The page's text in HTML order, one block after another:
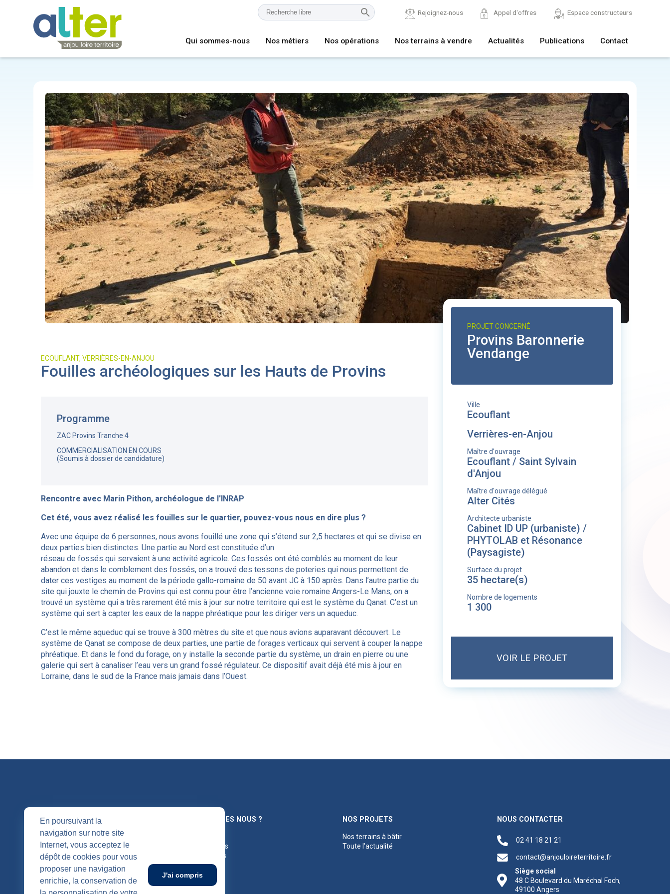
En poursuivant la
navigation sur notre site
Internet, vous acceptez le
dépôt de cookies pour vous
proposer une navigation
enrichie, la conservation de
J'ai compris
Rejoignez-nous Appel d'offres Espace constructeurs
Qui sommes-nous Nos métiers Nos opérations Nos terrains à vendre Actualités Publications Contact
ECOUFLANT, VERRIÈRES-EN-ANJOU
Fouilles archéologiques sur les Hauts de Provins
Programme
ZAC Provins Tranche 4
COMMERCIALISATION EN COURS
(Soumis à dossier de candidature)
Rencontre avec Marin Pithon, archéologue de l'INRAP
Cet été, vous avez réalisé les fouilles sur le quartier, pouvez-vous nous en dire plus ?
Avec une équipe de 6 personnes, nous avons fouillé une zone qui s’étend sur 2,5 hectares et qui se divise en
deux parties bien distinctes. Une partie au Nord est constituée d’un
réseau de fossés qui servaient à une activité agricole. Ces fossés ont été comblés au moment de leur
abandon et dans le comblement des fossés, on a trouvé des tessons de poteries qui nous permettent de
dater ces vestiges au moment de la période gallo-romaine de 50 avant JC à 150 après. Dans l’autre partie du
site qui jouxte le chemin de Provins qui est connu pour être l’ancienne voie romaine Angers-Le Mans, on a
trouvé un système qui a très rarement été mis à jour sur notre territoire qui est le système du Qanat. C’est un
système qui sert à capter les eaux de la nappe phréatique pour les diriger vers un aqueduc.
C’est le même aqueduc qui se trouve à 300 mètres du site et que nous avions auparavant découvert. Le
système de Qanat se compose de deux parties, une partie de forages verticaux qui servent à couper la nappe
phréatique. Et dans le fond du forage, on y installe la seconde partie du système, un drain en pierre ou une
galerie qui sert à canaliser l’eau vers un grand fossé régulateur. Ce dispositif avait déjà été mis à jour en
Lorraine, dans le sud de la France mais jamais dans l’Ouest.
PROJET CONCERNÉ
Provins Baronnerie
Vendange
Ville
Ecouflant
Verrières-en-Anjou
Maître d'ouvrage
Ecouflant / Saint Sylvain
d'Anjou
Maître d'ouvrage délégué
Alter Cités
Architecte urbaniste
Cabinet ID UP (urbaniste) /
PHYTOLAB et Résonance
(Paysagiste)
Surface du projet
35 hectare(s)
Nombre de logements
1 300
VOIR LE PROJET
SUIVEZ-NOUS
QUI SOMMES NOUS ?
Nos agences
Publications
NOS PROJETS
Nos terrains à bâtir
Toute l'actualité
NOUS CONTACTER
02 41 18 21 21
contact@anjouloireterritoire.fr
Siège social
48 C Boulevard du Maréchal Foch,
49100 Angers